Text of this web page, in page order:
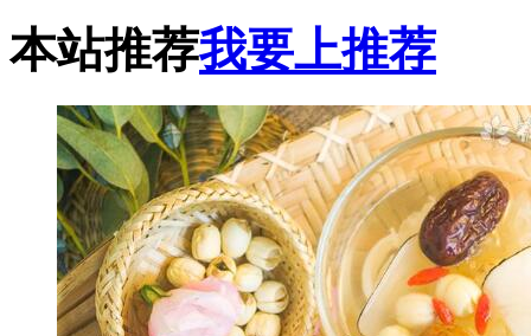
本站推荐我要上推荐